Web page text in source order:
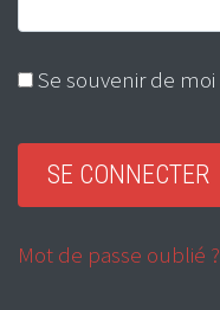
Se souvenir de moi
Mot de passe oublié ?